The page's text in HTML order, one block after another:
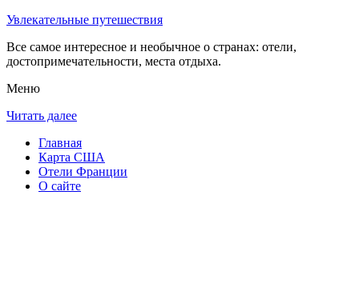
Увлекательные путешествия
Все самое интересное и необычное о странах: отели,
достопримечательности, места отдыха.
Меню
Читать далее
Главная
Карта США
Отели Франции
О сайте